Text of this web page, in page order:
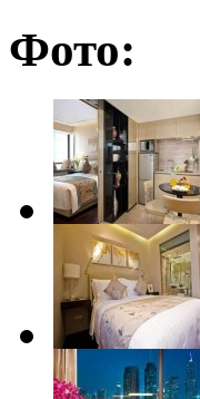
Фото: